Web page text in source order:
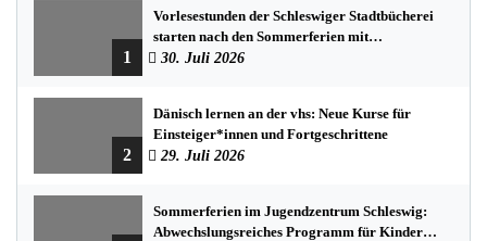
1
Vorlesestunden der Schleswiger Stadtbücherei
starten nach den Sommerferien mit
spannenden Geschichten
30. Juli 2026
2
Dänisch lernen an der vhs: Neue Kurse für
Einsteiger*innen und Fortgeschrittene
29. Juli 2026
Sommerferien im Jugendzentrum Schleswig:
Abwechslungsreiches Programm für Kinder